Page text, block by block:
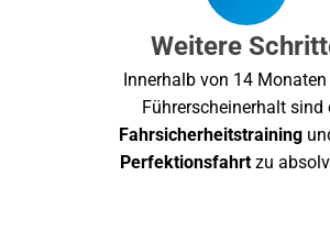
Weitere
Innerhalb von 14
Führerscheinerhalt sind
Fahrsicherheitstraining
Perfektionsfahrt zu